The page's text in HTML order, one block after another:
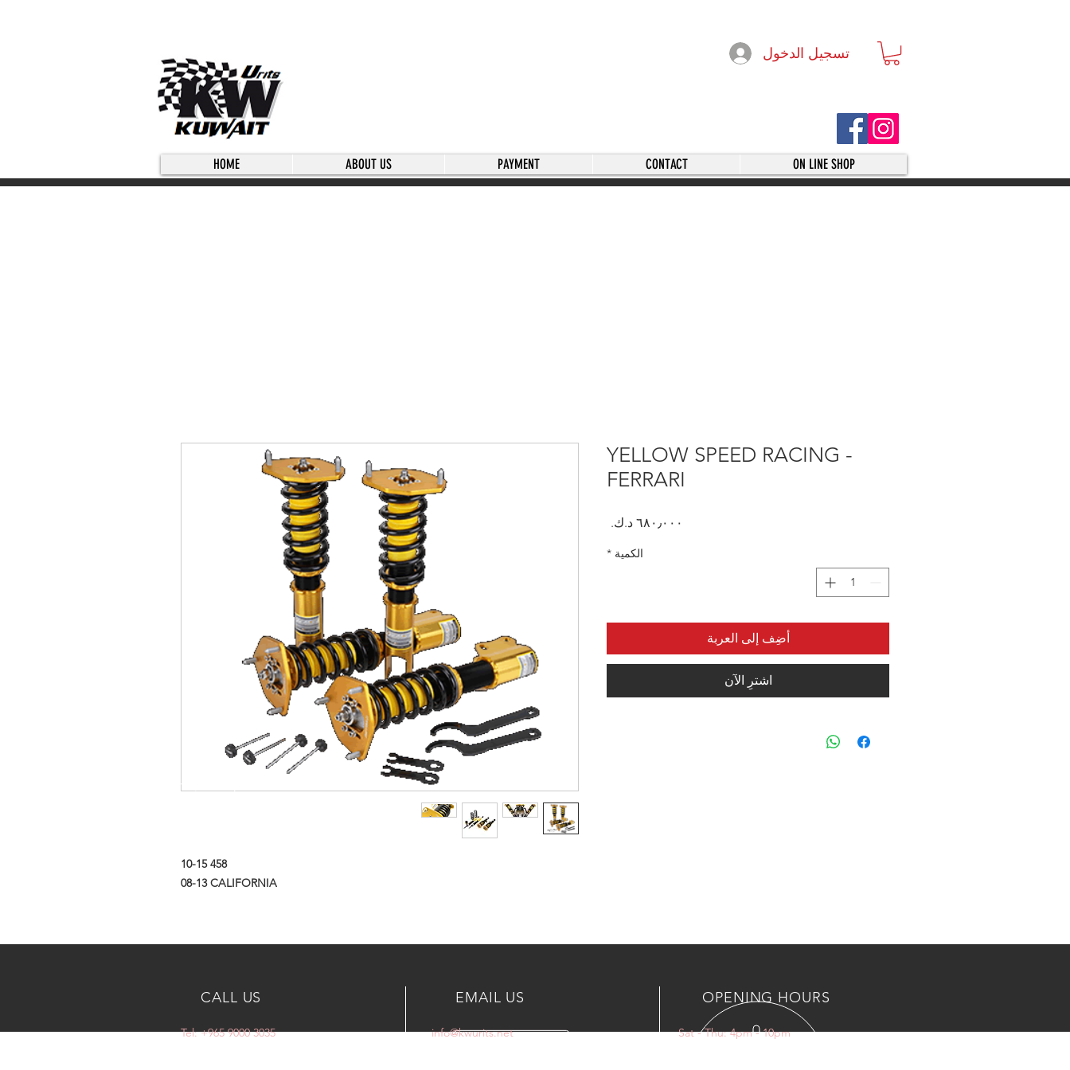
تسجيل الدخول
HOME ABOUT US PAYMENT CONTACT ON LINE SHOP
458
10-15
CALIFORNIA
08-13
YELLOW SPEED RACING -
FERRARI
الكمية *
أضِف إلى العربة
اشترِ الآن
CALL US
Tel: +965 9000 3035
EMAIL US
info@kwurits.net
OPENING HOURS
Sat - Thu: 4pm - 10pm